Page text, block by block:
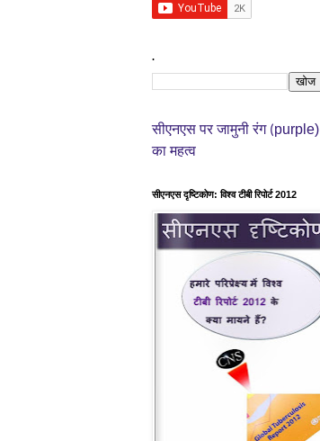
.
सीएनएस पर जामुनी रंग (purple)
का महत्व
सीएनएस दृष्टिकोण: विश्व टीबी रिपोर्ट 2012